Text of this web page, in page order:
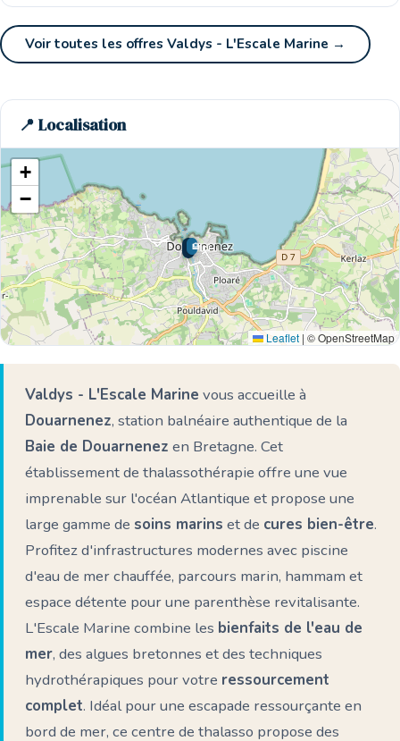
Voir toutes les offres Valdys - L'Escale Marine →
📍 Localisation
🌊 Ici
🏨
+
−
Leaflet | © OpenStreetMap
Valdys - L'Escale Marine vous accueille à
Douarnenez, station balnéaire authentique de la
Baie de Douarnenez en Bretagne. Cet
établissement de thalassothérapie offre une vue
imprenable sur l'océan Atlantique et propose une
large gamme de soins marins et de cures bien-être.
Profitez d'infrastructures modernes avec piscine
d'eau de mer chauffée, parcours marin, hammam et
espace détente pour une parenthèse revitalisante.
L'Escale Marine combine les bienfaits de l'eau de
mer, des algues bretonnes et des techniques
hydrothérapiques pour votre ressourcement
complet. Idéal pour une escapade ressourçante en
bord de mer, ce centre de thalasso propose des